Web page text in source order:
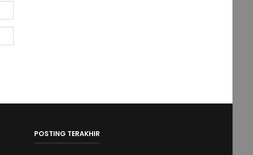
POSTING TERAKHIR